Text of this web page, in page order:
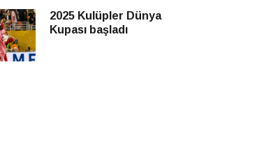
2025 Kulüpler Dünya
Kupası başladı